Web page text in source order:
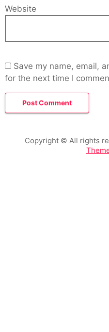
Website
Save my name, email,
for the next time I
Copyright © All rights